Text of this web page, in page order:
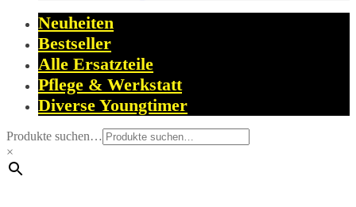
Neuheiten
Bestseller
Alle Ersatzteile
Pflege & Werkstatt
Diverse Youngtimer
Produkte suchen…
×